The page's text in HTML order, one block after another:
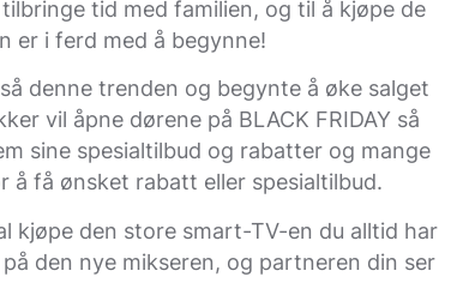
tid med familien, og til å kjøpe de
er i ferd med å begynne!
denne trenden og begynte å øke salget
vil åpne dørene på BLACK FRIDAY så
sine spesialtilbud og rabatter og mange
å få ønsket rabatt eller spesialtilbud.
kjøpe den store smart-TV-en du alltid har
den nye mikseren, og partneren din ser